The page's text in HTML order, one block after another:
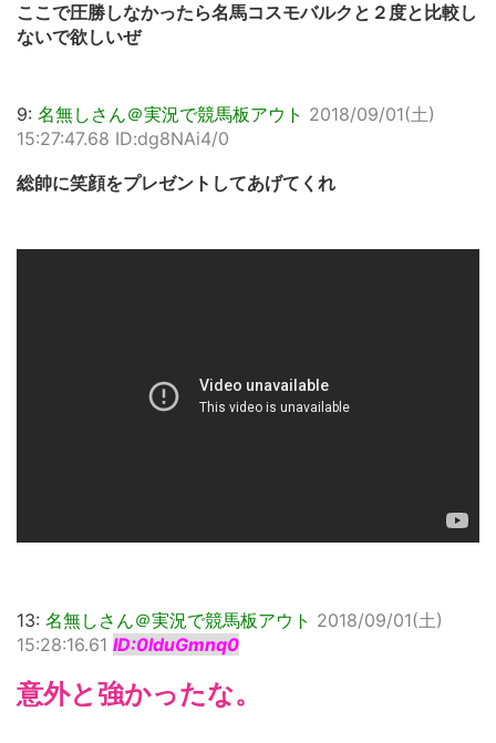
ここで圧勝しなかったら名馬コスモバルクと２度と比較し
ないで欲しいぜ
9: 名無しさん＠実況で競馬板アウト 2018/09/01(土)
15:27:47.68 ID:dg8NAi4/0
総帥に笑顔をプレゼントしてあげてくれ
13: 名無しさん＠実況で競馬板アウト 2018/09/01(土)
15:28:16.61 ID:0lduGmnq0
意外と強かったな。